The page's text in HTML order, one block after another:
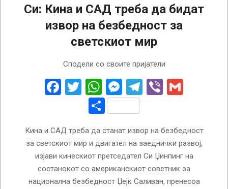
Си: Кина и САД треба да бидат
извор на безбедност за
светскиот мир
Сподели со своите пријатели
Facebook
Twitter
WhatsApp
Messenger
Telegram
Viber
Share
Кина и САД треба да станат извор на безбедност
за светскиот мир и двигател на заеднички развој,
изјави кинескиот претседател Си Џинпинг на
состанокот со американскиот советник за
национална безбедност Џејк Саливан, пренесоа